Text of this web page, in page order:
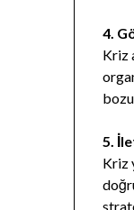
4.
Kriz
5.
Kriz